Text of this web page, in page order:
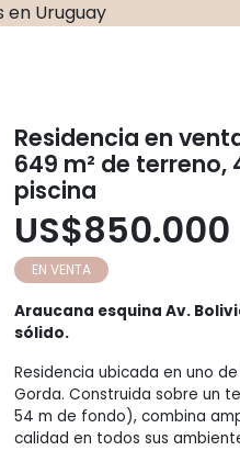
en Uruguay
Residencia en
649 m² de
piscina
US$850.000
EN VENTA
Araucana esquina Av.
sólido.
Residencia ubicada en uno
Gorda. Construida sobre un
54 m de fondo), combina
calidad en todos sus